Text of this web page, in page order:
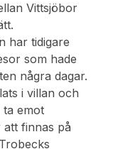
Vittsjöbor
har tidigare
som hade
några dagar.
i villan och
emot
finnas på